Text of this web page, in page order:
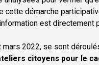
dans un nouvel onglet)
cette démarche
est directement
mars 2022, se sont
citoyens pour le